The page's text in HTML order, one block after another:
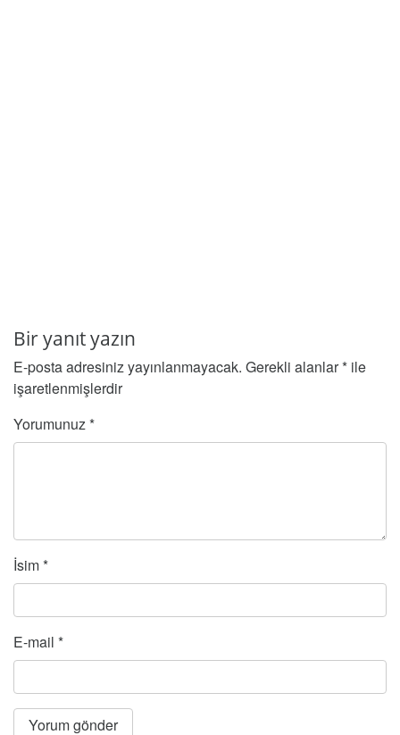
Bir yanıt yazın
E-posta adresiniz yayınlanmayacak. Gerekli alanlar* ile
işaretlenmişlerdir
Yorumunuz*
İsim*
E-mail *